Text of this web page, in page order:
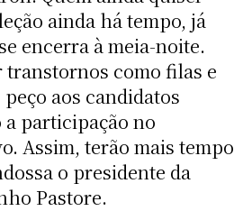
ainda há tempo, já
encerra à meia-noite.
transtornos como filas e
aos candidatos
participação no
Assim, terão mais tempo
o presidente da
Pastore.